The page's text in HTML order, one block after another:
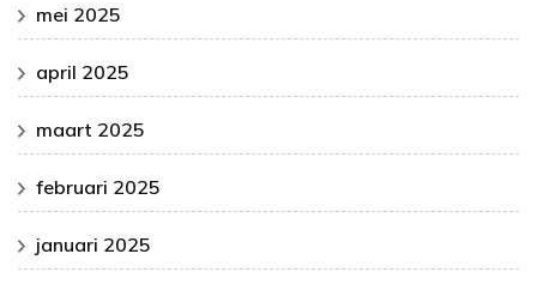
mei 2025
april 2025
maart 2025
februari 2025
januari 2025